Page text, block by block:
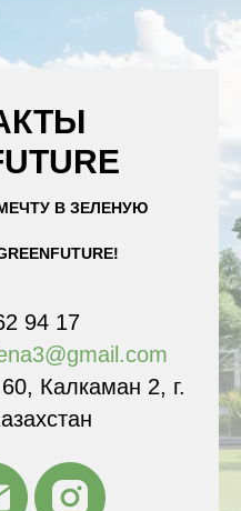
В ЗЕЛЕНУЮ
94 17
Калкаман 2, г.